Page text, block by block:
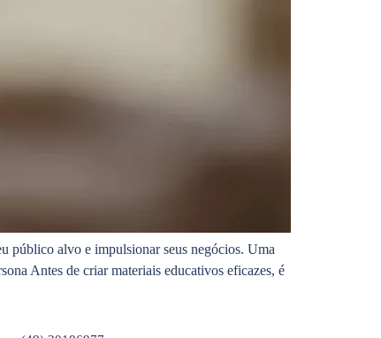
público alvo e impulsionar seus negócios. Uma
Antes de criar materiais educativos eficazes, é